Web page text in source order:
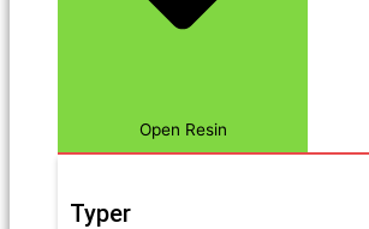
Open Resin
Typer